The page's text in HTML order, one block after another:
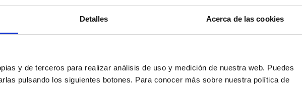
Detalles Acerca de las cookies
y de terceros para realizar análisis de uso y medición de nuestra web. Puedes
pulsando los siguientes botones. Para conocer más sobre nuestra política de
Cómo automatizar la
evaluación de llamadas en
Cómo comprobar si tu
los tiempos de respuesta